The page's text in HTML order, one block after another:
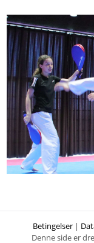
Betingelser |
Denne side er